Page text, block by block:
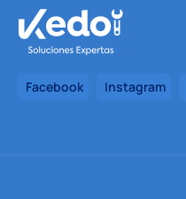
Facebook Instagram